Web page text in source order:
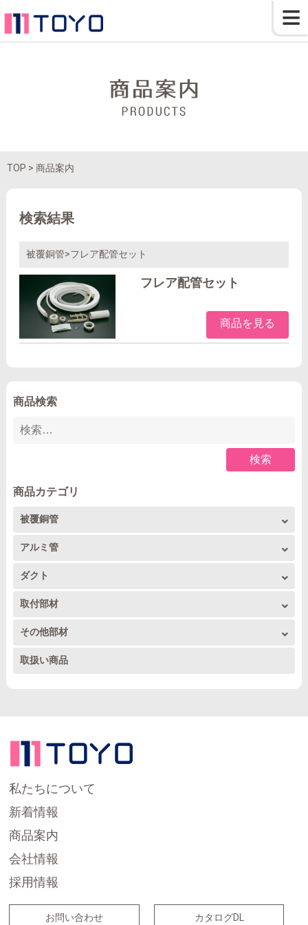
≡
TOP > 商品案内
商品検索
検索
商品カテゴリ
被覆銅管
被覆銅管コイル
4m直管
フレア配管セット
被覆銅管その他配管
アルミ管
アルミコイル
アルミ4m直管
アルミ取り付け部品工具
ダクト
トーヨーダクト
トーヨーダクト 部材1
トーヨーダクト 部材2
取付部材
ドレンホース関連
ドレンパイプ他部材
その他部材
アンテナ部材
電線
取扱い商品
検索結果
被覆銅管>フレア配管セット
フレア配管セット
商品を見る
私たちについて
新着情報
商品案内
会社情報
採用情報
お問い合わせ カタログDL